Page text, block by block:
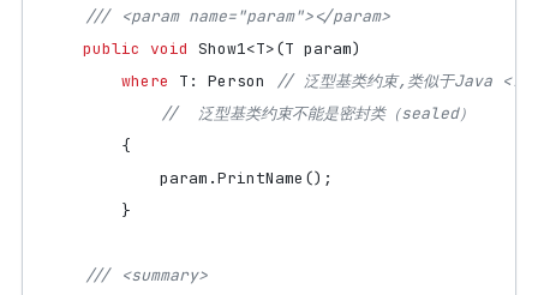
/// <param name="param"></param>
public void Show1<T>(T param)
where
T : Person
// 泛型基类约束,类似于Java
//  泛型基类约束不能是密封类（sealed）
{
param .PrintName ();
}
/// <summary>